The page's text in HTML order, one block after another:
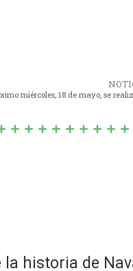
miércoles, 18 de mayo, se
historia de